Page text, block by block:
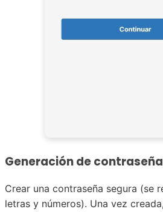
Generación de
Crear una contraseña segura (se
letras y números). Una vez